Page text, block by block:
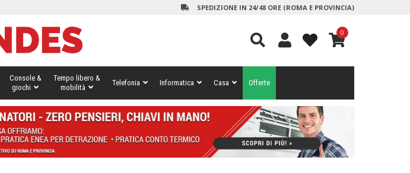
SPEDIZIONE IN 24/48 ORE (ROMA E PROVINCIA)
0
Console &
giochi
Tempo libero &
mobilità
Telefonia Informatica Casa Offerte